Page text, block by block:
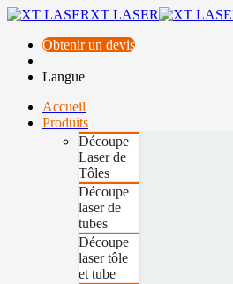
XT LASER
Obtenir un devis
Langue
Accueil
Produits
Découpe
Laser de
Tôles
Découpe
laser de
tubes
Découpe
laser tôle
et tube